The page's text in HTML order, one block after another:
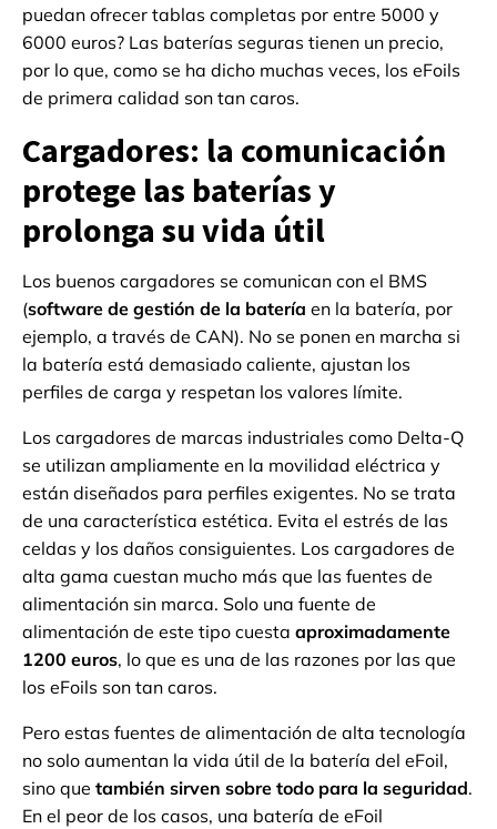
puedan ofrecer tablas completas por entre 5000 y
6000 euros? Las baterías seguras tienen un precio,
por lo que, como se ha dicho muchas veces, los eFoils
de primera calidad son tan caros.
Cargadores: la comunicación
protege las baterías y
prolonga su vida útil
Los buenos cargadores se comunican con el BMS
(software de gestión de la batería en la batería, por
ejemplo, a través de CAN). No se ponen en marcha si
la batería está demasiado caliente, ajustan los
perfiles de carga y respetan los valores límite.
Los cargadores de marcas industriales como Delta-Q
se utilizan ampliamente en la movilidad eléctrica y
están diseñados para perfiles exigentes. No se trata
de una característica estética. Evita el estrés de las
celdas y los daños consiguientes. Los cargadores de
alta gama cuestan mucho más que las fuentes de
alimentación sin marca. Solo una fuente de
alimentación de este tipo cuesta aproximadamente
1200 euros, lo que es una de las razones por las que
los eFoils son tan caros.
Pero estas fuentes de alimentación de alta tecnología
no solo aumentan la vida útil de la batería del eFoil,
sino que también sirven sobre todo para la seguridad.
En el peor de los casos, una batería de eFoil